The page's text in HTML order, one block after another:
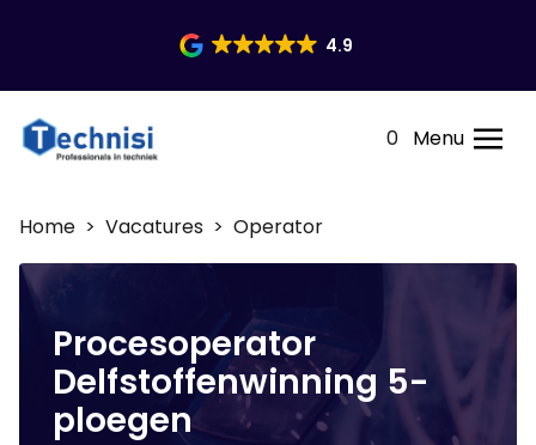
4.9
0 Menu
Home > Vacatures > Operator
Procesoperator
Delfstoffenwinning 5-
ploegen